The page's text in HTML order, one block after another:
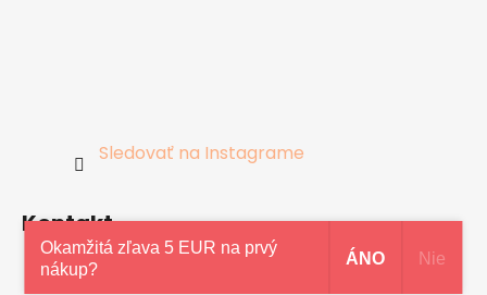
Sledovať na Instagrame
Kontakt
0948997914
Okamžitá zľava 5 EUR na prvý
nákup?
ÁNO Nie